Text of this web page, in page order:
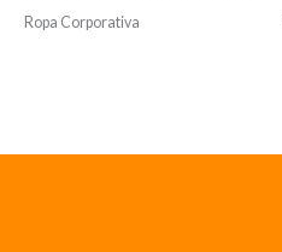
Ropa Corporativa